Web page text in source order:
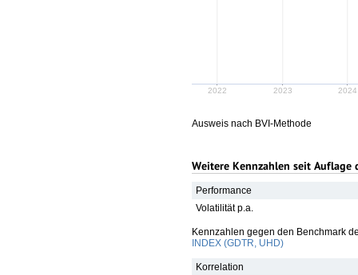
2022 2023 2024
Ausweis nach BVI-Methode
Weitere Kennzahlen seit Auflage
Performance
Volatilität p.a.
Kennzahlen gegen den Benchmark
INDEX (GDTR, UHD)
Korrelation